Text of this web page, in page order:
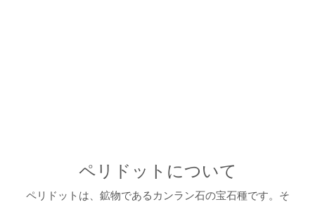
ペリドットについて
ペリドットは、鉱物であるカンラン石の宝石種です。そ